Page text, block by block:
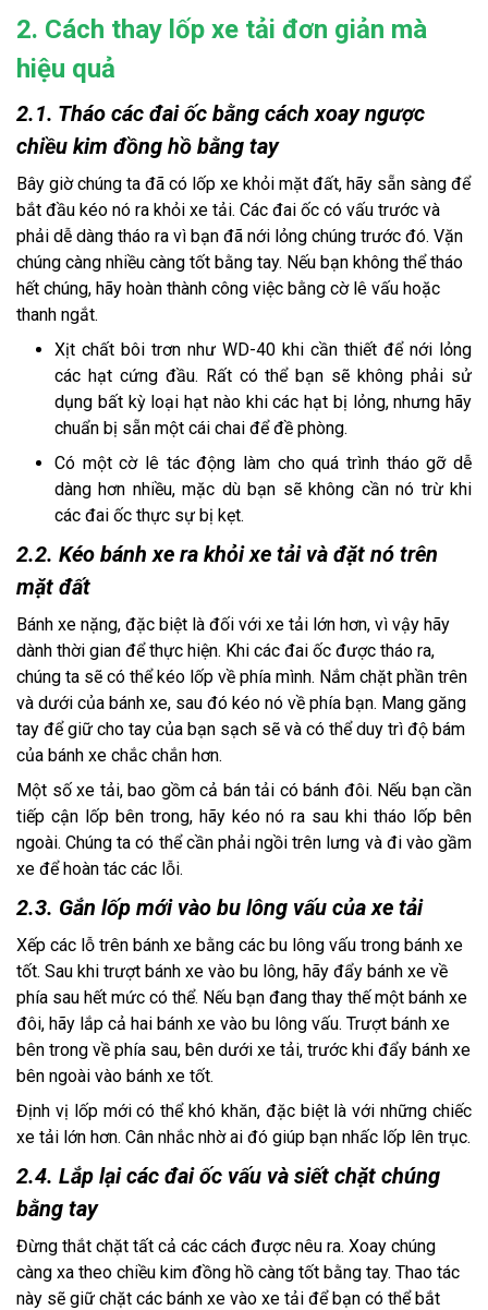
2. Cách thay lốp xe tải đơn giản mà
hiệu quả
2.1. Tháo các đai ốc bằng cách xoay ngược
chiều kim đồng hồ bằng tay
Bây giờ chúng ta đã có lốp xe khỏi mặt đất, hãy sẵn sàng để
bắt đầu kéo nó ra khỏi xe tải. Các đai ốc có vấu trước và
phải dễ dàng tháo ra vì bạn đã nới lỏng chúng trước đó. Vặn
chúng càng nhiều càng tốt bằng tay. Nếu bạn không thể tháo
hết chúng, hãy hoàn thành công việc bằng cờ lê vấu hoặc
thanh ngắt.
Xịt chất bôi trơn như WD-40 khi cần thiết để nới lỏng
các hạt cứng đầu. Rất có thể bạn sẽ không phải sử
dụng bất kỳ loại hạt nào khi các hạt bị lỏng, nhưng hãy
chuẩn bị sẵn một cái chai để đề phòng.
Có một cờ lê tác động làm cho quá trình tháo gỡ dễ
dàng hơn nhiều, mặc dù bạn sẽ không cần nó trừ khi
các đai ốc thực sự bị kẹt.
2.2. Kéo bánh xe ra khỏi xe tải và đặt nó trên
mặt đất
Bánh xe nặng, đặc biệt là đối với xe tải lớn hơn, vì vậy hãy
dành thời gian để thực hiện. Khi các đai ốc được tháo ra,
chúng ta sẽ có thể kéo lốp về phía mình. Nắm chặt phần trên
và dưới của bánh xe, sau đó kéo nó về phía bạn. Mang găng
tay để giữ cho tay của bạn sạch sẽ và có thể duy trì độ bám
của bánh xe chắc chắn hơn.
Một số xe tải, bao gồm cả bán tải có bánh đôi. Nếu bạn cần
tiếp cận lốp bên trong, hãy kéo nó ra sau khi tháo lốp bên
ngoài. Chúng ta có thể cần phải ngồi trên lưng và đi vào gầm
xe để hoàn tác các lỗi.
2.3. Gắn lốp mới vào bu lông vấu của xe tải
Xếp các lỗ trên bánh xe bằng các bu lông vấu trong bánh xe
tốt. Sau khi trượt bánh xe vào bu lông, hãy đẩy bánh xe về
phía sau hết mức có thể. Nếu bạn đang thay thế một bánh xe
đôi, hãy lắp cả hai bánh xe vào bu lông vấu. Trượt bánh xe
bên trong về phía sau, bên dưới xe tải, trước khi đẩy bánh xe
bên ngoài vào bánh xe tốt.
Định vị lốp mới có thể khó khăn, đặc biệt là với những chiếc
xe tải lớn hơn. Cân nhắc nhờ ai đó giúp bạn nhấc lốp lên trục.
2.4. Lắp lại các đai ốc vấu và siết chặt chúng
bằng tay
Đừng thắt chặt tất cả các cách được nêu ra. Xoay chúng
càng xa theo chiều kim đồng hồ càng tốt bằng tay. Thao tác
này sẽ giữ chặt các bánh xe vào xe tải để bạn có thể bắt